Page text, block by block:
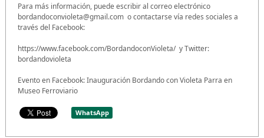
Para más información, puede escribir al correo electrónico
bordandoconvioleta@gmail.com o contactarse vía redes sociales a
través del Facebook:
https://www.facebook.com/BordandoconVioleta/ y Twitter:
bordandovioleta
Evento en Facebook: Inauguración Bordando con Violeta Parra en
Museo Ferroviario
WhatsApp